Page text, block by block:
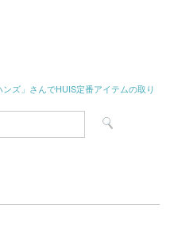
ズ」さんでHUIS定番アイテムの取り